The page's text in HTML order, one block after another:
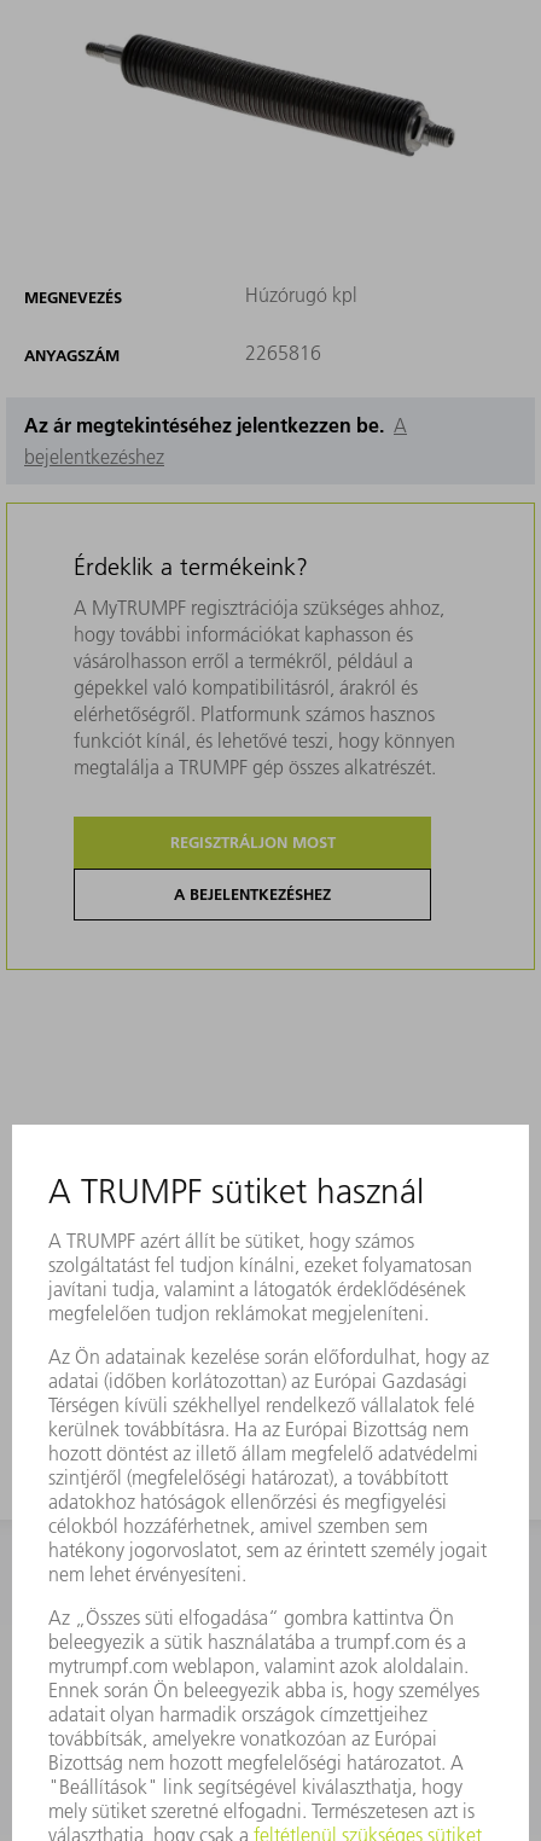
MEGNEVEZÉS Húzórugó kpl
ANYAGSZÁM 2265816
Az ár megtekintéséhez jelentkezzen be. A
bejelentkezéshez
Érdeklik a termékeink?
A MyTRUMPF regisztrációja szükséges ahhoz,
hogy további információkat kaphasson és
vásárolhasson erről a termékről, például a
gépekkel való kompatibilitásról, árakról és
elérhetőségről. Platformunk számos hasznos
funkciót kínál, és lehetővé teszi, hogy könnyen
megtalálja a TRUMPF gép összes alkatrészét.
REGISZTRÁLJON MOST
A BEJELENTKEZÉSHEZ
KAPCSOLAT
Szerszám
3628576045
08.00 - 16.30
szerszam@hu.trumpf.com
KAPCSOLAT
Alkatrész
3628576035
08.00 - 16.30
alkatresz@hu.trumpf.com